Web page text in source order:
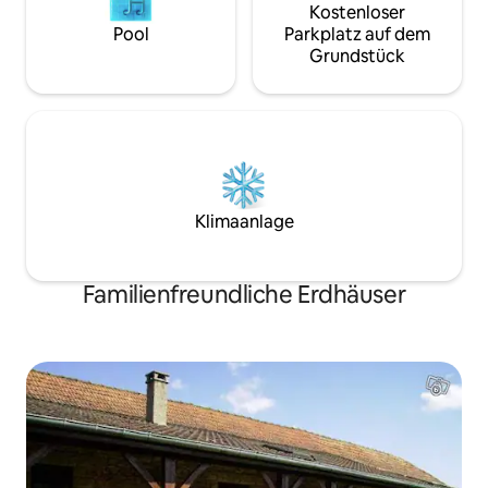
Pool
Kostenloser
Parkplatz auf dem
Grundstück
Klimaanlage
Familienfreundliche Erdhäuser